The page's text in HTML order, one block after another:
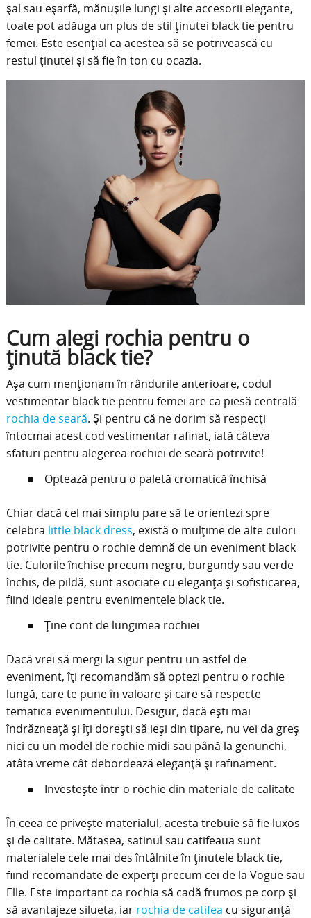
șal sau eșarfă, mănușile lungi și alte accesorii elegante,
toate pot adăuga un plus de stil ținutei black tie pentru
femei. Este esențial ca acestea să se potrivească cu
restul ținutei și să fie în ton cu ocazia.
Cum alegi rochia pentru o
ținută black tie?
Așa cum menționam în rândurile anterioare, codul
vestimentar black tie pentru femei are ca piesă centrală
rochia de seară. Și pentru că ne dorim să respecți
întocmai acest cod vestimentar rafinat, iată câteva
sfaturi pentru alegerea rochiei de seară potrivite!
Optează pentru o paletă cromatică închisă
Chiar dacă cel mai simplu pare să te orientezi spre
celebra little black dress, există o mulțime de alte culori
potrivite pentru o rochie demnă de un eveniment black
tie. Culorile închise precum negru, burgundy sau verde
închis, de pildă, sunt asociate cu eleganța și sofisticarea,
fiind ideale pentru evenimentele black tie.
Ține cont de lungimea rochiei
Dacă vrei să mergi la sigur pentru un astfel de
eveniment, îți recomandăm să optezi pentru o rochie
lungă, care te pune în valoare și care să respecte
tematica evenimentului. Desigur, dacă ești mai
îndrăzneață și îți dorești să ieși din tipare, nu vei da greș
nici cu un model de rochie midi sau până la genunchi,
atâta vreme cât debordează eleganță și rafinament.
Investește într-o rochie din materiale de calitate
În ceea ce privește materialul, acesta trebuie să fie luxos
și de calitate. Mătasea, satinul sau catifeaua sunt
materialele cele mai des întâlnite în ținutele black tie,
fiind recomandate de experți precum cei de la Vogue sau
Elle. Este important ca rochia să cadă frumos pe corp și
să avantajeze silueta, iar rochia de catifea cu siguranță